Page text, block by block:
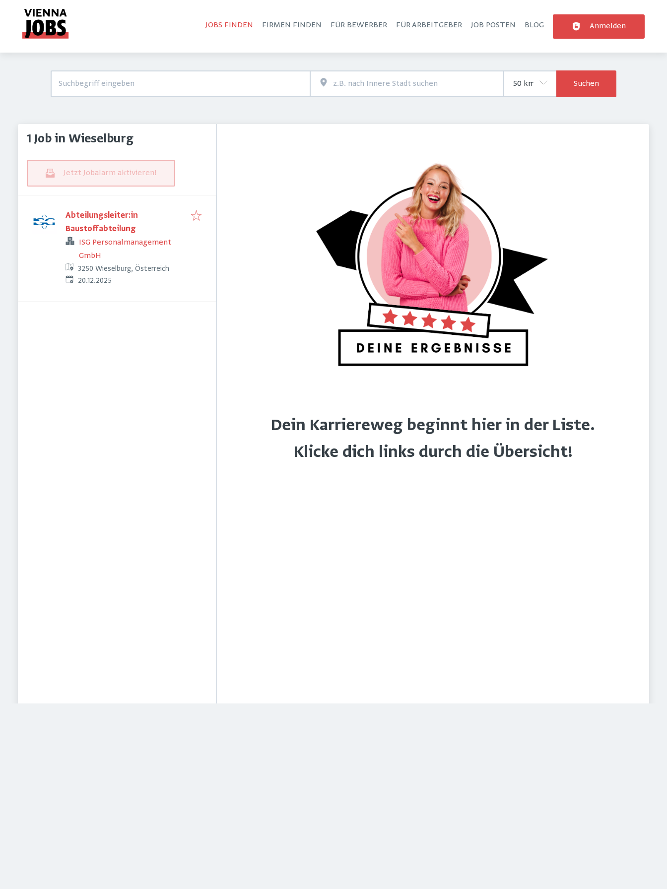
JOBS FINDEN FIRMEN FINDEN FÜR BEWERBER FÜR ARBEITGEBER JOB POSTEN BLOG Anmelden
Suchen
1 Job in Wieselburg
Jetzt Jobalarm aktivieren!
Abteilungsleiter:in
Baustoffabteilung
ISG Personalmanagement
GmbH
3250 Wieselburg, Österreich
Veröffentlicht:
20.12.2025
Dein Karriereweg beginnt hier in der Liste.
Klicke dich links durch die Übersicht!